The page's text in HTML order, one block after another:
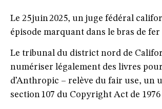
Le 25 juin 2025, un juge fédéral
épisode marquant dans le bras de
Le tribunal du district nord de
numériser légalement des livres
d’Anthropic – relève du fair use, un
section 107 du Copyright Act de 1976